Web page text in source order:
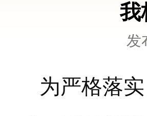
我
发
为严格落